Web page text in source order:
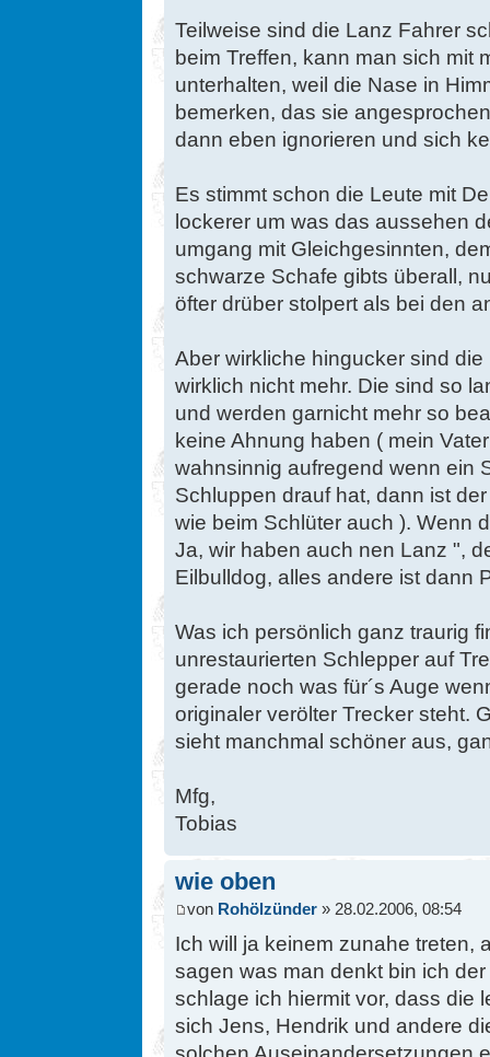
Teilweise sind die Lanz Fahrer
beim Treffen, kann man sich mit
unterhalten, weil die Nase in
bemerken, das sie
dann eben ignorieren und sich
Es stimmt schon die Leute mit
lockerer um was das aussehen
umgang mit Gleichgesinnten,
schwarze Schafe gibts überall,
öfter drüber stolpert als bei den
Aber wirkliche hingucker sind
wirklich nicht mehr. Die sind so
und werden garnicht mehr so
keine Ahnung haben ( mein
wahnsinnig aufregend wenn ein
Schluppen drauf hat, dann ist
wie beim Schlüter auch ). Wenn
Ja, wir haben auch nen Lanz ",
Eilbulldog, alles andere ist dann
Was ich persönlich ganz traurig
unrestaurierten Schlepper auf
gerade noch was für´s Auge
originaler verölter Trecker steht.
sieht manchmal schöner aus,
Mfg,
Tobias
wie oben
von Rohölzünder » 28.02.2006, 08:54
Ich will ja keinem zunahe treten,
sagen was man denkt bin ich
schlage ich hiermit vor, dass die
sich Jens, Hendrik und andere